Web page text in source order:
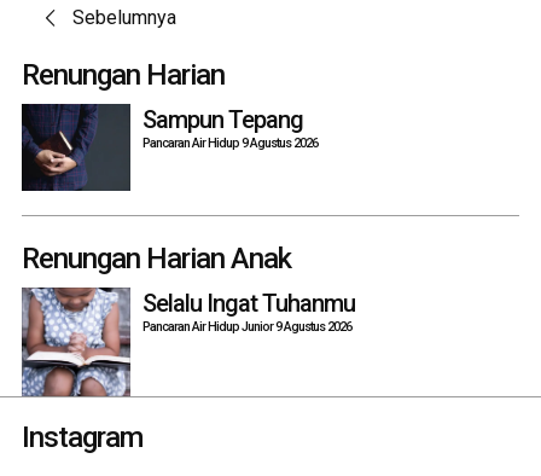
Post
navigation
Sebelumnya
Renungan Harian
Sampun Tepang
Pancaran Air Hidup 9 Agustus 2026
Renungan Harian Anak
Selalu Ingat Tuhanmu
Pancaran Air Hidup Junior 9 Agustus 2026
Instagram